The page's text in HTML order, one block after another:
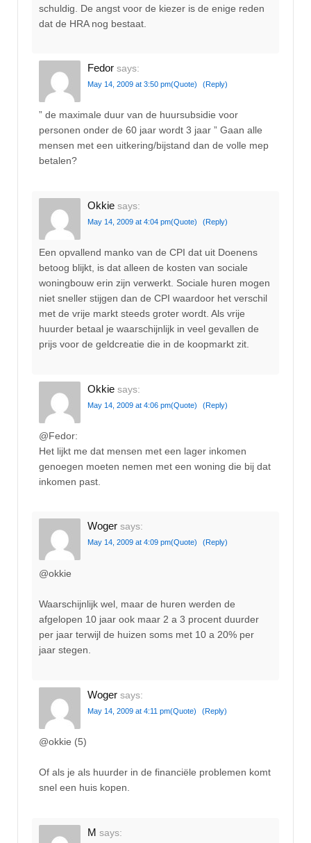
schuldig. De angst voor de kiezer is de enige reden
dat de HRA nog bestaat.
Fedor says:
May 14, 2009 at 3:50 pm(Quote) (Reply)
” de maximale duur van de huursubsidie voor
personen onder de 60 jaar wordt 3 jaar ” Gaan alle
mensen met een uitkering/bijstand dan de volle mep
betalen?
Okkie says:
May 14, 2009 at 4:04 pm(Quote) (Reply)
Een opvallend manko van de CPI dat uit Doenens
betoog blijkt, is dat alleen de kosten van sociale
woningbouw erin zijn verwerkt. Sociale huren mogen
niet sneller stijgen dan de CPI waardoor het verschil
met de vrije markt steeds groter wordt. Als vrije
huurder betaal je waarschijnlijk in veel gevallen de
prijs voor de geldcreatie die in de koopmarkt zit.
Okkie says:
May 14, 2009 at 4:06 pm(Quote) (Reply)
@Fedor:
Het lijkt me dat mensen met een lager inkomen
genoegen moeten nemen met een woning die bij dat
inkomen past.
Woger says:
May 14, 2009 at 4:09 pm(Quote) (Reply)
@okkie
Waarschijnlijk wel, maar de huren werden de
afgelopen 10 jaar ook maar 2 a 3 procent duurder
per jaar terwijl de huizen soms met 10 a 20% per
jaar stegen.
Woger says:
May 14, 2009 at 4:11 pm(Quote) (Reply)
@okkie (5)
Of als je als huurder in de financiële problemen komt
snel een huis kopen.
M says: